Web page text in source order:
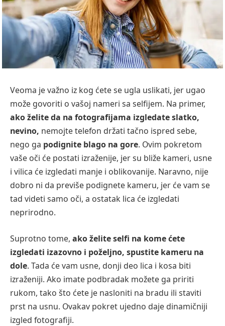
Veoma je važno iz kog ćete se ugla uslikati, jer ugao
može govoriti o vašoj nameri sa selfijem. Na primer,
ako želite da na fotografijama izgledate slatko,
nevino, nemojte telefon držati tačno ispred sebe,
nego ga podignite blago na gore. Ovim pokretom
vaše oči će postati izraženije, jer su bliže kameri, usne
i vilica će izgledati manje i oblikovanije. Naravno, nije
dobro ni da previše podignete kameru, jer će vam se
tad videti samo oči, a ostatak lica će izgledati
neprirodno.
Suprotno tome, ako želite selfi na kome ćete
izgledati izazovno i poželjno, spustite kameru na
dole. Tada će vam usne, donji deo lica i kosa biti
izraženiji. Ako imate podbradak možete ga pririti
rukom, tako što ćete je nasloniti na bradu ili staviti
prst na usnu. Ovakav pokret ujedno daje dinamičniji
izgled fotografiji.